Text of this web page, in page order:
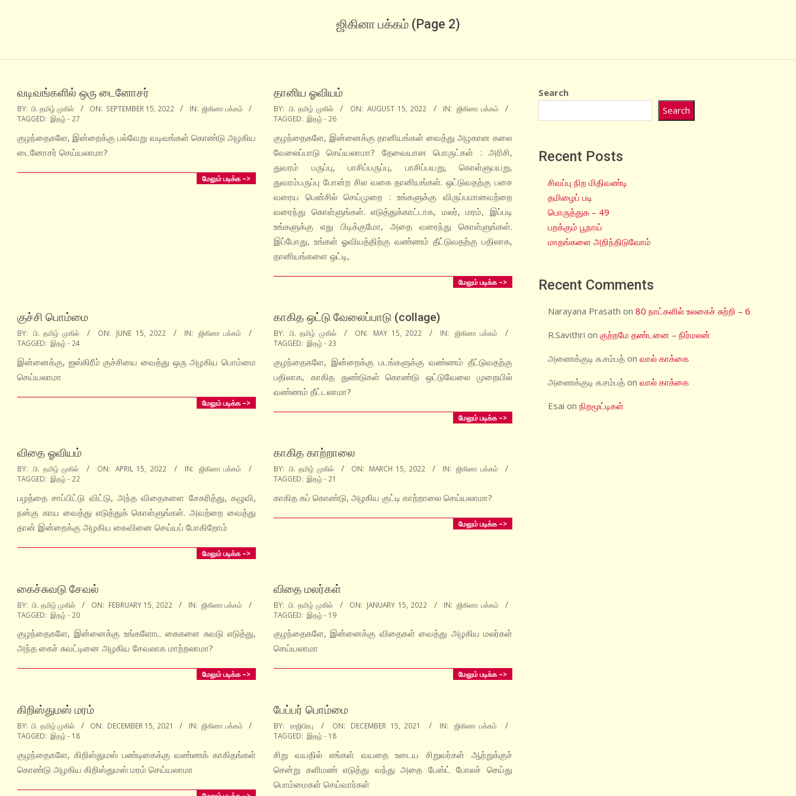
ஜிகினா பக்கம் (Page 2)
வடிவங்களில் ஒரு டைனோசர்
2022-
09-
15
BY: பி. தமிழ் முகில் ON: SEPTEMBER 15, 2022 IN: ஜிகினா பக்கம்
TAGGED: இதழ் - 27
குழந்தைகளே, இன்றைக்கு பல்வேறு வடிவங்கள் கொண்டு அழகிய
டைனோசர் செய்யலாமா?
மேலும் படிக்க –>
தானிய ஓவியம்
2022-
08-
15
BY: பி. தமிழ் முகில் ON: AUGUST 15, 2022 IN: ஜிகினா பக்கம்
TAGGED: இதழ் - 26
குழந்தைகளே, இன்னைக்கு தானியங்கள் வைத்து அழகான கலை
வேலைப்பாடு செய்யலாமா? தேவையான பொருட்கள் : அரிசி,
துவரம் பருப்பு, பாசிப்பருப்பு, பாசிப்பயறு, கொள்ளுபயறு,
துவரம்பருப்பு போன்ற சில வகை தானியங்கள். ஒட்டுவதற்கு பசை
வரைய பென்சில் செய்முறை : உங்களுக்கு விருப்பமானவற்றை
வரைந்து கொள்ளுங்கள். எடுத்துக்காட்டாக, மலர், மரம், இப்படி
உங்களுக்கு எது பிடிக்குமோ, அதை வரைந்து கொள்ளுங்கள்.
இப்போது, உங்கள் ஓவியத்திற்கு வண்ணம் தீட்டுவதற்கு பதிலாக,
தானியங்களை ஒட்டி,
மேலும் படிக்க –>
குச்சி பொம்மை
2022-
06-
15
BY: பி. தமிழ் முகில் ON: JUNE 15, 2022 IN:
ஜிகினா பக்கம்
TAGGED: இதழ் - 24
இன்னைக்கு, ஐஸ்கிரீம் குச்சியை வைத்து ஒரு அழகிய பொம்மை
செய்யலாமா
மேலும் படிக்க –>
காகித ஒட்டு வேலைப்பாடு (collage)
2022-
05-
15
BY: பி. தமிழ் முகில் ON: MAY 15, 2022 IN:
ஜிகினா பக்கம்
TAGGED: இதழ் - 23
குழந்தைகளே, இன்றைக்கு படங்களுக்கு வண்ணம் தீட்டுவதற்கு
பதிலாக, காகித துண்டுகள் கொண்டு ஒட்டுவேலை முறையில்
வண்ணம் தீட்டலாமா?
மேலும் படிக்க –>
விதை ஓவியம்
2022-
04-
15
BY: பி. தமிழ் முகில் ON: APRIL 15, 2022 IN:
ஜிகினா பக்கம்
TAGGED: இதழ் - 22
பழத்தை சாப்பிட்டு விட்டு, அந்த விதைகளை சேகரித்து, கழுவி,
நன்கு காய வைத்து எடுத்துக் கொள்ளுங்கள். அவற்றை வைத்து
தான் இன்றைக்கு அழகிய கைவினை செய்யப் போகிறோம்
மேலும் படிக்க –>
காகித காற்றாலை
2022-
03-
15
BY: பி. தமிழ் முகில் ON: MARCH 15, 2022 IN: ஜிகினா பக்கம்
TAGGED: இதழ் - 21
காகித கப் கொண்டு, அழகிய குட்டி காற்றாலை செய்யலாமா?
மேலும் படிக்க –>
கைச்சுவடு சேவல்
2022-
02-
15
BY: பி. தமிழ் முகில் ON: FEBRUARY 15, 2022 IN: ஜிகினா பக்கம்
TAGGED: இதழ் - 20
குழந்தைகளே, இன்னைக்கு உங்களோட கைகளை சுவடு எடுத்து,
அந்த கைச் சுவட்டினை அழகிய சேவலாக மாற்றலாமா?
மேலும் படிக்க –>
விதை மலர்கள்
2022-
01-
15
BY: பி. தமிழ் முகில் ON: JANUARY 15, 2022 IN: ஜிகினா பக்கம்
TAGGED: இதழ் - 19
குழந்தைகளே, இன்னைக்கு விதைகள் வைத்து அழகிய மலர்கள்
செய்யலாமா
மேலும் படிக்க –>
கிறிஸ்துமஸ் மரம்
2021-
12-
15
BY: பி. தமிழ் முகில் ON: DECEMBER 15, 2021 IN: ஜிகினா பக்கம்
TAGGED: இதழ் - 18
குழந்தைகளே, கிறிஸ்துமஸ் பண்டிகைக்கு வண்ணக் காகிதங்கள்
கொண்டு அழகிய கிறிஸ்துமஸ் மரம் செய்யலாமா
பேப்பர் பொம்மை
2021-
12-
15
BY: ராஜிபிரபு ON: DECEMBER 15, 2021 IN:
ஜிகினா பக்கம்
TAGGED: இதழ் - 18
சிறு வயதில் எங்கள் வயதை உடைய சிறுவர்கள் ஆற்றுக்குச்
சென்று களிமண் எடுத்து வந்து அதை பேஸ்ட் போலச் செய்து
பொம்மைகள் செய்வார்கள்
Search
Search
Recent Posts
சிவப்பு நிற மிதிவண்டி
தமிழைப் படி
பொருத்துக – 49
பறக்கும் பூநாய்
மாதங்களை அறிந்திடுவோம்
Recent Comments
Narayana Prasath on80 நாட்களில் உலகைச் சுற்றி – 6
R.Savithri onகுற்றமே தண்டனை – நிர்மலன்
அணைக்குடி சு.சம்பத் onவால் காக்கை
அணைக்குடி சு.சம்பத் onவால் காக்கை
Esai onநிறமூட்டிகள்